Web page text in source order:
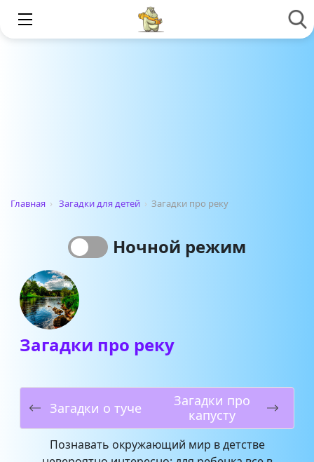
Главная › Загадки для детей › Загадки про реку
Ночной режим
Загадки про реку
Загадки о туче
Загадки про
капусту
Познавать окружающий мир в детстве